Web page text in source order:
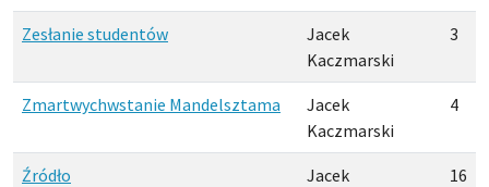
Zesłanie studentów
Jacek
Kaczmarski
3
Zmartwychwstanie Mandelsztama
Jacek
Kaczmarski
4
Źródło
Jacek
16